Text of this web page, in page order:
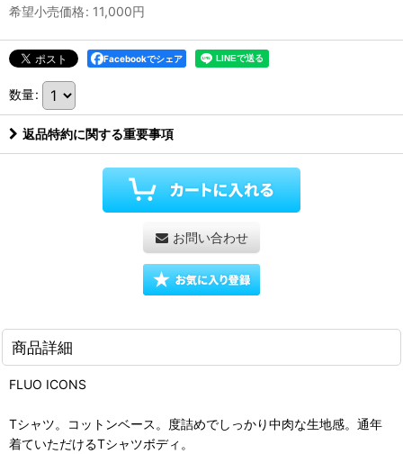
希望小売価格: 11,000円
Facebookでシェア
数量:
返品特約に関する重要事項
お問い合わせ
商品詳細
FLUO ICONS
Tシャツ。コットンベース。度詰めでしっかり中肉な生地感。通年
着ていただけるTシャツボディ。